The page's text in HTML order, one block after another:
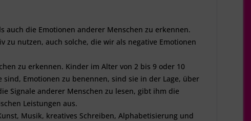
auch die Emotionen anderer Menschen zu erkennen.
nutzen, auch solche, die wir als negative Emotionen
zu erkennen. Kinder im Alter von 2 bis 9 oder 10
Emotionen zu benennen, sind sie in der Lage, über
Signale anderer Menschen zu lesen, gibt ihm die
Leistungen aus.
Musik, kreatives Schreiben, Alphabetisierung und